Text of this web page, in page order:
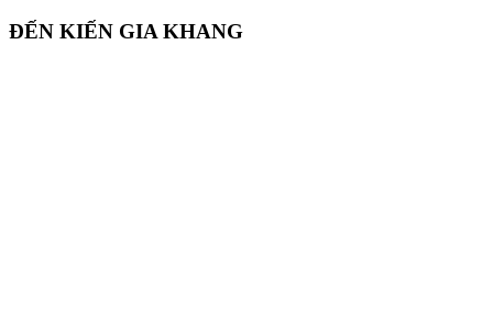
ĐẾN KIẾN GIA KHANG